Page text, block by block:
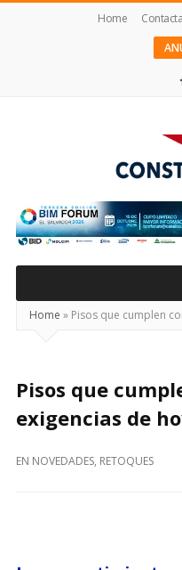
Home
Construcción
Home » Pisos que cumplen
Pisos que
exigencias de
EN NOVEDADES, RETOQUES